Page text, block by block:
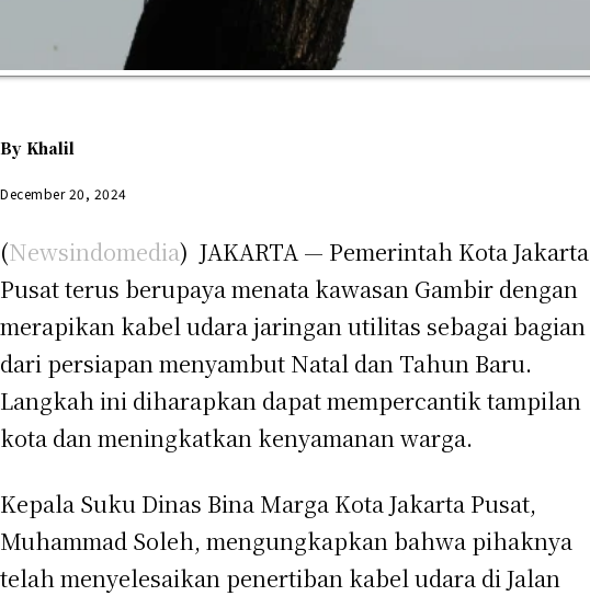
By Khalil
December 20, 2024
(Newsindomedia) JAKARTA — Pemerintah Kota Jakarta
Pusat terus berupaya menata kawasan Gambir dengan
merapikan kabel udara jaringan utilitas sebagai bagian
dari persiapan menyambut Natal dan Tahun Baru.
Langkah ini diharapkan dapat mempercantik tampilan
kota dan meningkatkan kenyamanan warga.
Kepala Suku Dinas Bina Marga Kota Jakarta Pusat,
Muhammad Soleh, mengungkapkan bahwa pihaknya
telah menyelesaikan penertiban kabel udara di Jalan